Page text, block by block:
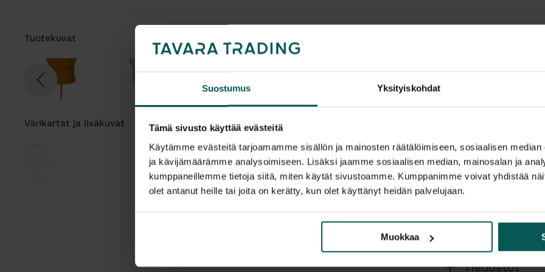
Suostumus Yksityiskohdat
Tämä sivusto käyttää evästeitä
Käytämme evästeitä tarjoamamme sisällön ja mainosten räätälöimiseen, sosiaalisen
ja kävijämäärämme analysoimiseen. Lisäksi jaamme sosiaalisen median, mainosalan ja
kumppaneillemme tietoja siitä, miten käytät sivustoamme. Kumppanimme voivat yhdistää
olet antanut heille tai joita on kerätty, kun olet käyttänyt heidän palvelujaan.
Muokkaa
Tuotekuvat
Värikartat ja lisäkuvat
Örsjö Belysning
pöytävalaisin,
tunnelmallinen
mahdollistaa
mukaan.
Bow on
messinkirungolla.
tarkoituksella
Suunnittelija
Lisätiedot
Tiedostot